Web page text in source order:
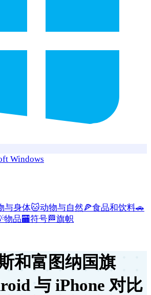
Windows
与身体🐱动物与自然🍕食品和饮料🚗
物品🏧符号🏁旗帜
和富图纳国旗
与 iPhone 对比